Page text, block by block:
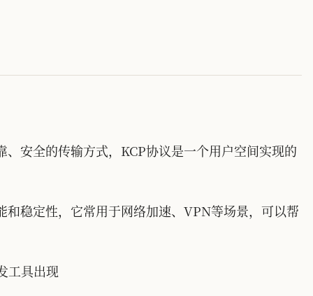
安全的传输方式，KCP协议是一个用户空间实现的
稳定性，它常用于网络加速、VPN等场景，可以帮
工具出现